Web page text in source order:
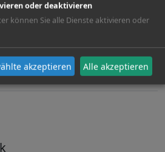
Fixed
oder deaktivieren
können Sie alle Dienste aktivieren oder
akzeptieren Alle akzeptieren